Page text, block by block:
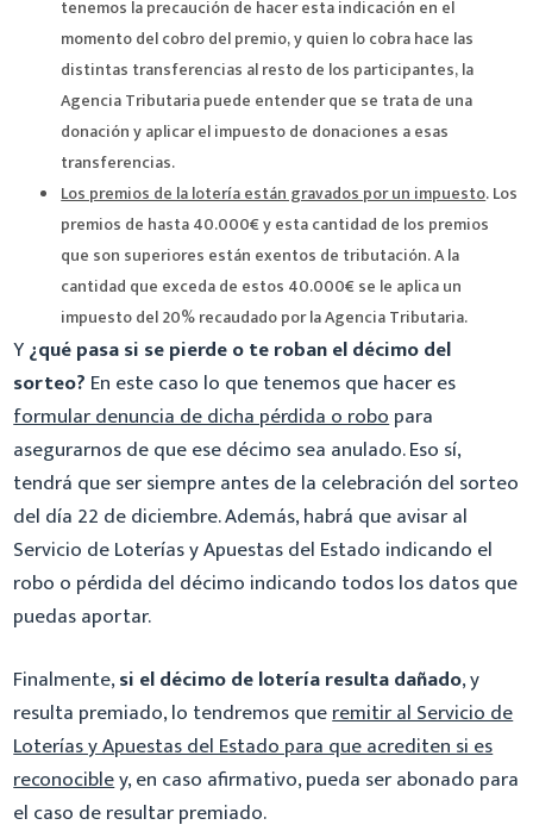
tenemos la precaución de hacer esta indicación en el
momento del cobro del premio, y quien lo cobra hace las
distintas transferencias al resto de los participantes, la
Agencia Tributaria puede entender que se trata de una
donación y aplicar el impuesto de donaciones a esas
transferencias.
Los premios de la lotería están gravados por un impuesto. Los
premios de hasta 40.000€ y esta cantidad de los premios
que son superiores están exentos de tributación. A la
cantidad que exceda de estos 40.000€ se le aplica un
impuesto del 20% recaudado por la Agencia Tributaria.
Y¿qué pasa si se pierde o te roban el décimo del
sorteo? En este caso lo que tenemos que hacer es
formular denuncia de dicha pérdida o robopara
asegurarnos de que ese décimo sea anulado. Eso sí,
tendrá que ser siempre antes de la celebración del sorteo
del día 22 de diciembre. Además, habrá que avisar al
Servicio de Loterías y Apuestas del Estado indicando el
robo o pérdida del décimo indicando todos los datos que
puedas aportar.
Finalmente,si el décimo de lotería resulta dañado, y
resulta premiado, lo tendremos queremitir al Servicio de
Loterías y Apuestas del Estado para que acrediten si es
reconocibley, en caso afirmativo, pueda ser abonado para
el caso de resultar premiado.